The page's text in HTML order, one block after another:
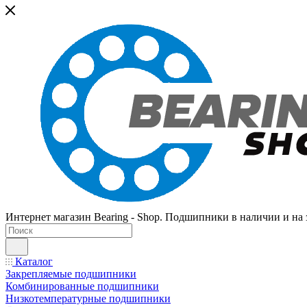
Интернет магазин Bearing - Shop. Подшипники в наличии и на
Каталог
Закрепляемые подшипники
Комбинированные подшипники
Низкотемпературные подшипники